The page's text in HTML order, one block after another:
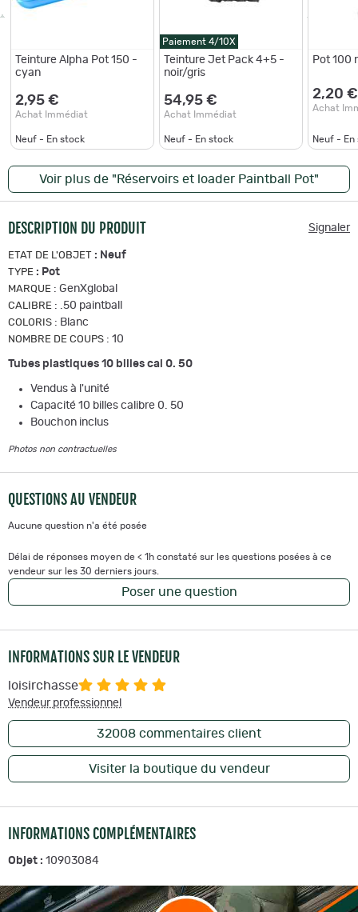
Teinture Alpha Pot 150 -
cyan
2,95 €
Achat Immédiat
Neuf - En stock
Paiement 4/10X
Teinture Jet Pack 4+5 -
noir/gris
54,95 €
Achat Immédiat
Neuf - En stock
Pot 100
2,20 €
Achat
Neuf - En
Voir plus de "Réservoirs et loader Paintball Pot"
DESCRIPTION DU PRODUIT Signaler
ETAT DE L'OBJET : Neuf
TYPE : Pot
MARQUE : GenXglobal
CALIBRE : .50 paintball
COLORIS : Blanc
NOMBRE DE COUPS : 10
Tubes plastiques 10 billes cal 0. 50
Vendus à l'unité
Capacité 10 billes calibre 0. 50
Bouchon inclus
Photos non contractuelles
QUESTIONS AU VENDEUR
Aucune question n'a été posée
Délai de réponses moyen de < 1h constaté sur les questions posées à ce
vendeur sur les 30 derniers jours.
Poser une question
INFORMATIONS SUR LE VENDEUR
loisirchasse
Vendeur professionnel
32008 commentaires client
Visiter la boutique du vendeur
INFORMATIONS COMPLÉMENTAIRES
Objet : 10903084